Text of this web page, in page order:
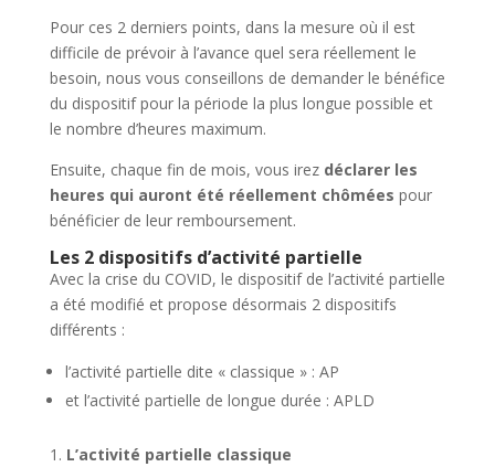
Pour ces 2 derniers points, dans la mesure où il est
difficile de prévoir à l’avance quel sera réellement le
besoin, nous vous conseillons de demander le bénéfice
du dispositif pour la période la plus longue possible et
le nombre d’heures maximum.
Ensuite, chaque fin de mois, vous irez déclarer les
heures qui auront été réellement chômées pour
bénéficier de leur remboursement.
Les 2 dispositifs d’activité partielle
Avec la crise du COVID, le dispositif de l’activité partielle
a été modifié et propose désormais 2 dispositifs
différents :
l’activité partielle dite « classique » : AP
et l’activité partielle de longue durée : APLD
L’activité partielle classique